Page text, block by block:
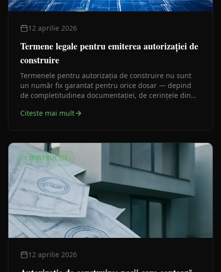
12 aprilie 2026
Termene legale pentru emiterea autorizației de
construire
Termenele pentru autorizația de construire nu sunt
un număr fix garantat pentru orice dosar — depind
de completitudinea documentației, de cerințele din
prevede legea și ce le prelungește în practică.
Citeste mai mult
CONSTRUCȚII
12 aprilie 2026